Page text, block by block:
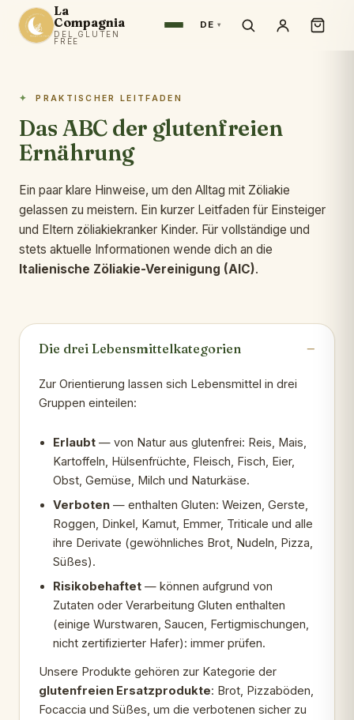
La
Compagnia
DEL GLUTEN
FREE
DE
PRAKTISCHER LEITFADEN
Das ABC der glutenfreien
Ernährung
Ein paar klare Hinweise, um den Alltag mit Zöliakie
gelassen zu meistern. Ein kurzer Leitfaden für Einsteiger
und Eltern zöliakiekranker Kinder. Für vollständige und
stets aktuelle Informationen wende dich an die
Italienische Zöliakie-Vereinigung (AIC).
Die drei Lebensmittelkategorien
Zur Orientierung lassen sich Lebensmittel in drei
Gruppen einteilen:
Erlaubt — von Natur aus glutenfrei: Reis, Mais,
Kartoffeln, Hülsenfrüchte, Fleisch, Fisch, Eier,
Obst, Gemüse, Milch und Naturkäse.
Verboten — enthalten Gluten: Weizen, Gerste,
Roggen, Dinkel, Kamut, Emmer, Triticale und alle
ihre Derivate (gewöhnliches Brot, Nudeln, Pizza,
Süßes).
Risikobehaftet — können aufgrund von
Zutaten oder Verarbeitung Gluten enthalten
(einige Wurstwaren, Saucen, Fertigmischungen,
nicht zertifizierter Hafer): immer prüfen.
Unsere Produkte gehören zur Kategorie der
glutenfreien Ersatzprodukte: Brot, Pizzaböden,
Focaccia und Süßes, um die verbotenen sicher zu